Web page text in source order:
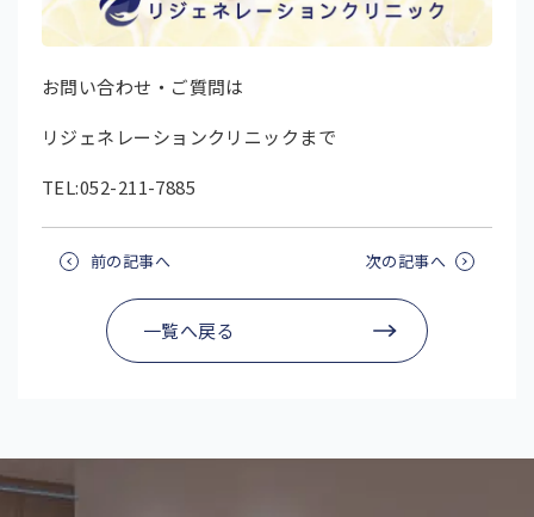
お問い合わせ・ご質問は
リジェネレーションクリニックまで
TEL:052-211-7885
前の記事へ 次の記事へ
一覧へ戻る